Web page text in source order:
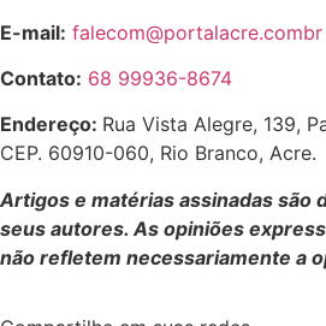
E-mail: falecom@portalacre.combr
Contato: 68 99936-8674
Endereço: Rua Vista Alegre, 139,
CEP. 60910-060, Rio Branco, Acre.
Artigos e matérias assinadas são
seus autores. As opiniões
não refletem necessariamente a